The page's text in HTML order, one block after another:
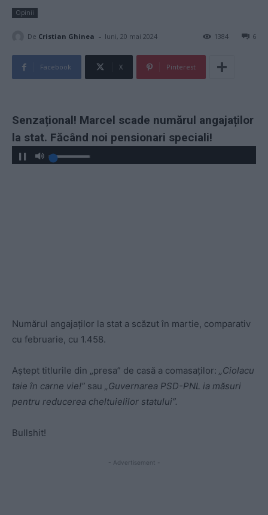
Opinii
De Cristian Ghinea - luni, 20 mai 2024 6
1384
Facebook X Pinterest
Senzațional! Marcel scade numărul angajaților
la stat. Făcând noi pensionari speciali!
Numărul angajaților la stat a scăzut în martie, comparativ
cu februarie, cu 1.458.
Aștept titlurile din „presa” de casă a comasaților: „Ciolacu
taie în carne vie!” sau „Guvernarea PSD-PNL ia măsuri
pentru reducerea cheltuielilor statului”.
Bullshit!
- Advertisement -